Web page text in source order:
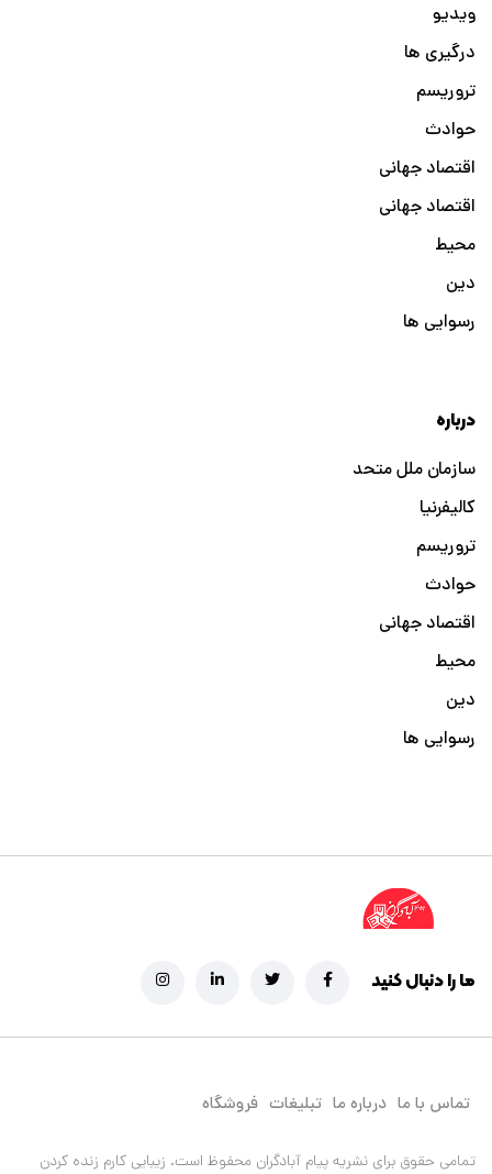
ویدیو
درگیری ها
تروریسم
حوادث
اقتصاد جهانی
اقتصاد جهانی
محیط
دین
رسوایی ها
درباره
سازمان ملل متحد
کالیفرنیا
تروریسم
حوادث
اقتصاد جهانی
محیط
دین
رسوایی ها
ما را دنبال کنید
تماس با ما درباره ما تبلیغات فروشگاه
تمامی حقوق برای نشریه پیام آبادگران محفوظ است. زیبایی کارم زنده کردن